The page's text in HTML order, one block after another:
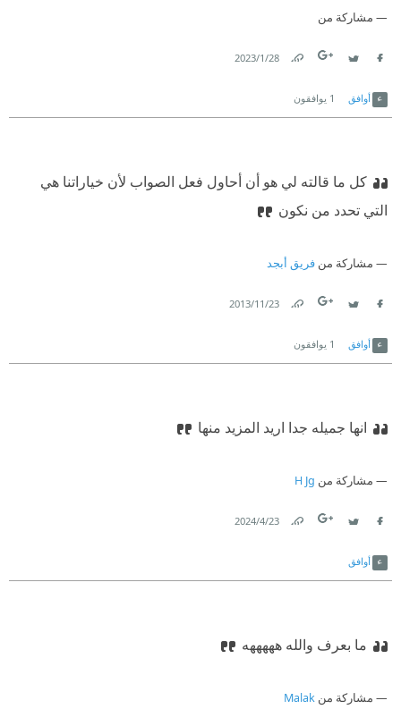
مشاركة من
28‏/1‏/2023
أوافق 1 يوافقون
كل ما قالته لي هو أن أحاول فعل الصواب لأن خياراتنا هي
التي تحدد من نكون
مشاركة من فريق أبجد
23‏/11‏/2013
أوافق 1 يوافقون
انها جميله جدا اريد المزيد منها
مشاركة من H Jg
23‏/4‏/2024
أوافق
ما بعرف والله هههههه
مشاركة من Malak